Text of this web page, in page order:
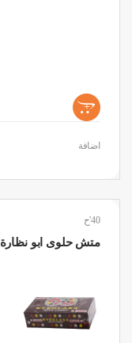
+
اضافة
40'ح
متش حلوى ابو نظارة 40'ح